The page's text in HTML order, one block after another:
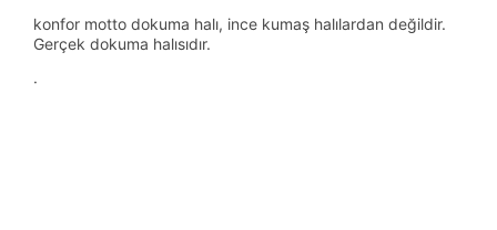
konfor motto dokuma halı, ince kumaş halılardan değildir.
Gerçek dokuma halısıdır.
·